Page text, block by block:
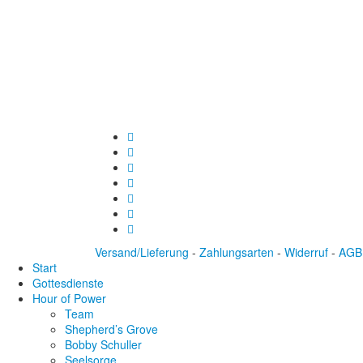
Versand/Lieferung - Zahlungsarten - Widerruf - AGB
Start
Gottesdienste
Hour of Power
Team
Shepherd’s Grove
Bobby Schuller
Seelsorge